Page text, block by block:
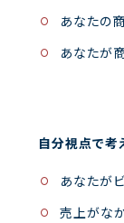
あなたの
あなたが
自分視点で考
あなたが
売上がな